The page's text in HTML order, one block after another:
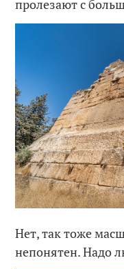
пролезают с
Нет, так тоже
непонятен. Надо